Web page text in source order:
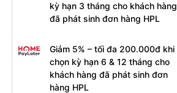
kỳ hạn 3 tháng cho khách hàng
đã phát sinh đơn hàng HPL
Giảm 5% – tối đa 200.000đ khi
chọn kỳ hạn 6 & 12 tháng cho
khách hàng đã phát sinh đơn
hàng HPL